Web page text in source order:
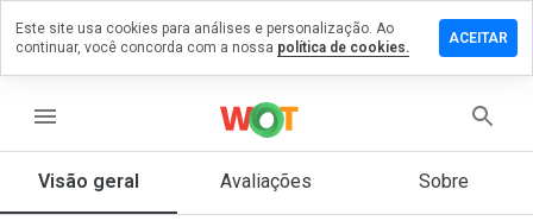
menu
Visão geral Avaliações Sobre
um
Este site usa cookies para análises e personalização. Ao
continuar, você concorda com a nossa política de cookies.
ACEITAR